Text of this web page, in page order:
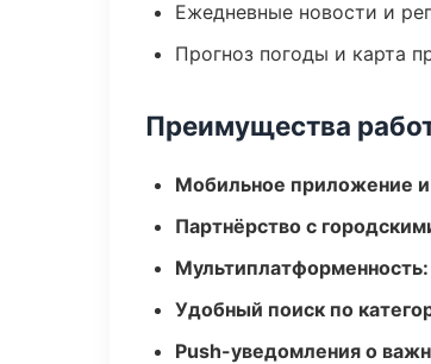
Ежедневные новости и
Прогноз погоды и карта
Преимущества
Мобильное приложение
Партнёрство с
Мультиплатформенность:
Удобный поиск по
Push-уведомления о